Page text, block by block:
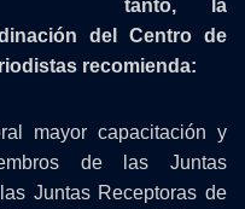
tanto, la
del Centro de
recomienda:
mayor capacitación y
de las Juntas
Juntas Receptoras de